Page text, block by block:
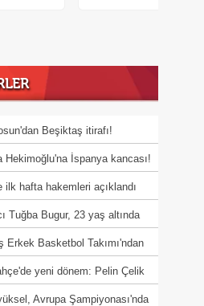
Beşiktaş itirafı!
Hekimoğlu'na İspanya kancası!
ilk hafta hakemleri açıklandı
Tuğba Bugur, 23 yaş altında
oldu
Erkek Basketbol Takımı'ndan
yeni dönem: Pelin Çelik
Avrupa Şampiyonası'nda